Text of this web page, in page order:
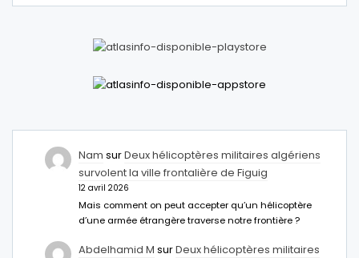
Nam surDeux hélicoptères militaires algériens
survolent la ville frontalière de Figuig
12 avril 2026
Mais comment on peut accepter qu’un hélicoptère
d’une armée étrangère traverse notre frontière ?
Abdelhamid M surDeux hélicoptères militaires